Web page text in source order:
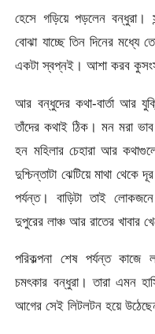
হেসে গড়িয়ে পড়লেন বন্ধুরা।
বোঝা যাচ্ছে তিন দিনের মধ্যে
একটা স্বপ্নই। আশা করব
আর বন্ধুদের কথা-বার্তা আর
তাঁদের কথাই ঠিক। মন মরা
হন মহিলার চেহারা আর
দুশ্চিন্তাটা ঝেটিয়ে মাথা
পর্যন্ত। বাড়িটা তাই
দুপুরের লাঞ্চ আর রাতের খাবার
পরিকল্পনা শেষ পর্যন্ত কাজে
চমৎকার বন্ধুরা। তারা এমন
আগের সেই লিটলটন হয়ে